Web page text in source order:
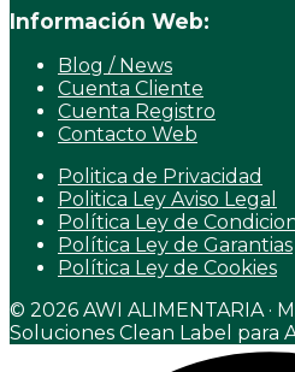
Información Web:
Blog / News
Cuenta Cliente
Cuenta Registro
Contacto Web
Politica de Privacidad
Politica Ley Aviso Legal
Política Ley de
Política Ley de Garantias
Política Ley de Cookies
© 2026 AWI ALIMENTARIA ·
Soluciones Clean Label para